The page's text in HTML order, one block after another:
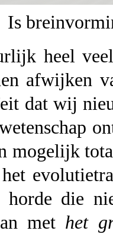
Is
heel
afwijken
dat wij
mogelijk
horde die
met het